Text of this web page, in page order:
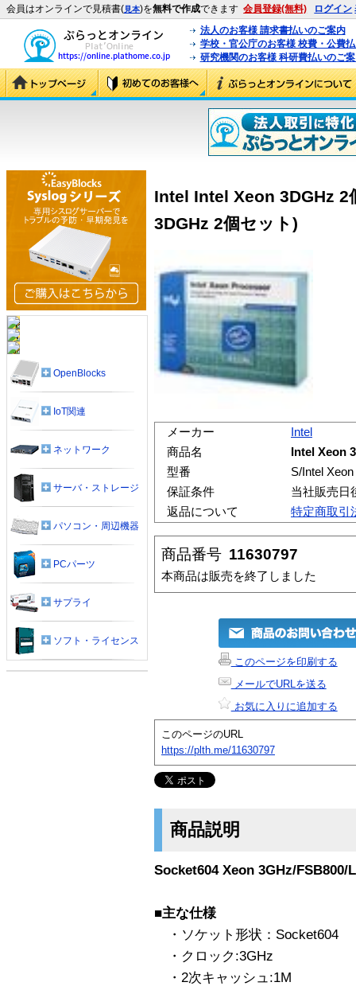
会員はオンラインで見積書(見本)を無料で作成できます 会員登録(無料) ログイン
法人のお客様 請求書払いのご案内
学校・官公庁のお客様 校費・公費
研究機関のお客様 科研費払いのご
Intel Intel Xeon 3DGHz
3DGHz 2個セット)
メーカー
Intel
商品名
Intel Xeon
型番
S/Intel
保証条件
当社販売日
返品について
特定商取引
商品番号 11630797
本商品は販売を終了しました
このページを印刷する
メールでURLを送る
お気に入りに追加する
このページのURL
https://plth.me/11630797
商品説明
Socket604 Xeon 3GHz/
■主な仕様
・ソケット形状：Socket604
・クロック:3GHz
・2次キャッシュ:1M
OpenBlocks
IoT関連
ネットワーク
サーバ・ストレージ
パソコン・周辺機器
PCパーツ
サプライ
ソフト・ライセンス